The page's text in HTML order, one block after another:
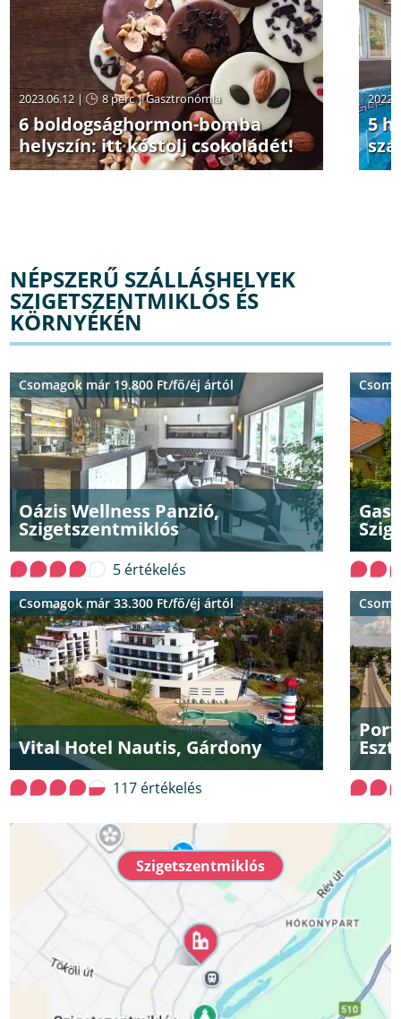
2023.06.12 | 8 perc|Gasztronómia
6 boldogsághormon-bomba
helyszín: itt kóstolj csokoládét!
5
NÉPSZERŰ SZÁLLÁSHELYEK
SZIGETSZENTMIKLÓS ÉS
KÖRNYÉKÉN
Oázis Wellness Panzió,
Szigetszentmiklós
Csomagok már 19.800 Ft/fő/éj ártól
5 értékelés
Vital Hotel Nautis, Gárdony
Csomagok már 33.300 Ft/fő/éj ártól
117 értékelés
Szigetszentmiklós